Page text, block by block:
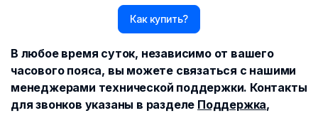
Как купить?
В любое время суток, независимо от вашего
часового пояса, вы можете связаться с нашими
менеджерами технической поддержки. Контакты
для звонков указаны в разделе Поддержка,